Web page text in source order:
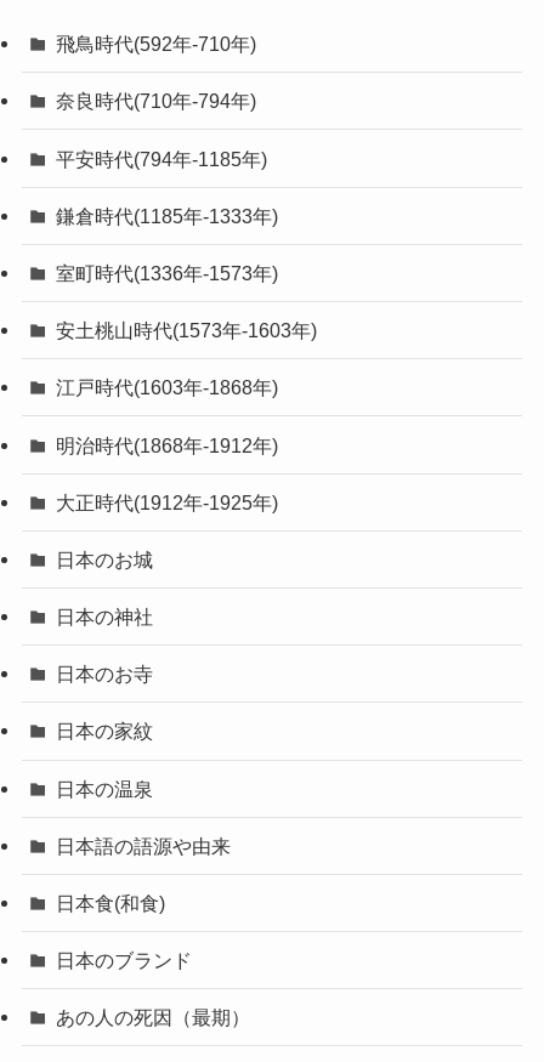
飛鳥時代(592年-710年)
奈良時代(710年-794年)
平安時代(794年-1185年)
鎌倉時代(1185年-1333年)
室町時代(1336年-1573年)
安土桃山時代(1573年-1603年)
江戸時代(1603年-1868年)
明治時代(1868年-1912年)
大正時代(1912年-1925年)
日本のお城
日本の神社
日本のお寺
日本の家紋
日本の温泉
日本語の語源や由来
日本食(和食)
日本のブランド
あの人の死因（最期）